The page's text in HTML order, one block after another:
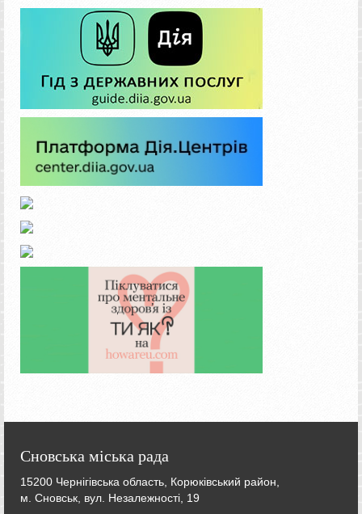
Сновська міська рада
15200 Чернігівська область, Корюківський район,
м. Сновськ, вул. Незалежності, 19